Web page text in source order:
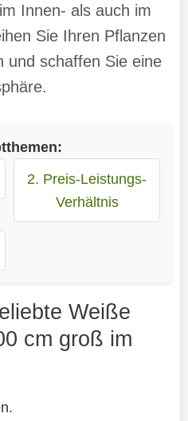
Innen- als auch im
Sie Ihren Pflanzen
und schaffen Sie eine
2. Preis-Leistungs-
Verhältnis
Weiße
cm groß im